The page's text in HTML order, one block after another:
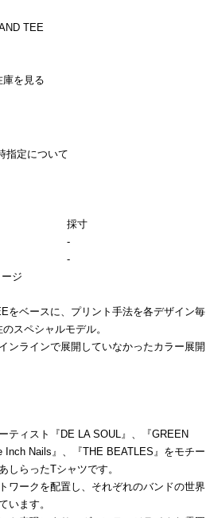
TEE
庫を見る
指定について
採寸
-
-
ジ
をベースに、プリント手法を各デザイン毎
スペシャルモデル。
ンラインで展開していなかったカラー展開
ティスト『DE LA SOUL』、『GREEN
Inch Nails』、『THE BEATLES』をモチー
しらったTシャツです。
ワークを配置し、それぞれのバンドの世界
います。